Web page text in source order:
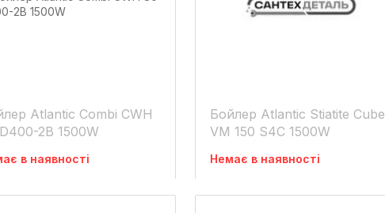
Atlantic Combi CWH
2B 1500W
в наявності
Бойлер Atlantic Stiatite Cube
VM 150 S4C 1500W
Немає в наявності